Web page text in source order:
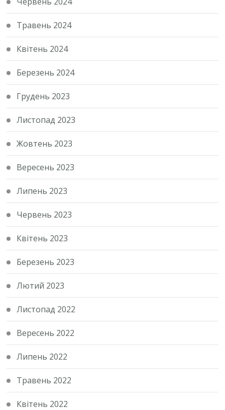
Травень 2024
Квітень 2024
Березень 2024
Грудень 2023
Листопад 2023
Жовтень 2023
Вересень 2023
Липень 2023
Червень 2023
Квітень 2023
Березень 2023
Лютий 2023
Листопад 2022
Вересень 2022
Липень 2022
Травень 2022
Квітень 2022